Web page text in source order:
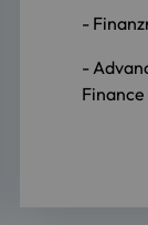
-
-
Finance